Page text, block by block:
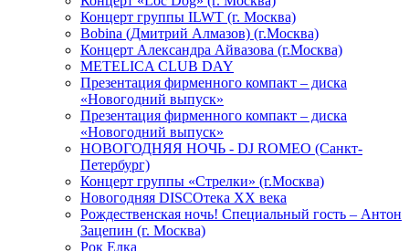
Концерт группы ILWT (г. Москва)
Bobina (Дмитрий Алмазов) (г.Москва)
Концерт Александра Айвазова (г.Москва)
METELICA CLUB DAY
Презентация фирменного компакт – диска
«Новогодний выпуск»
Презентация фирменного компакт – диска
«Новогодний выпуск»
НОВОГОДНЯЯ НОЧЬ - DJ ROMEO (Санкт-
Петербург)
Концерт группы «Стрелки» (г.Москва)
Новогодняя DISCOтека ХХ века
Рождественская ночь! Специальный гость – Антон
Зацепин (г. Москва)
Рок Елка